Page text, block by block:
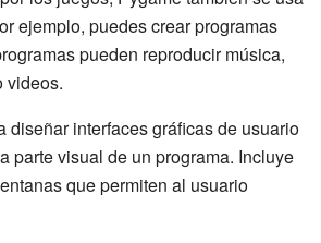
ejemplo, puedes crear programas
pueden reproducir música,
videos.
diseñar interfaces gráficas de usuario
parte visual de un programa. Incluye
que permiten al usuario